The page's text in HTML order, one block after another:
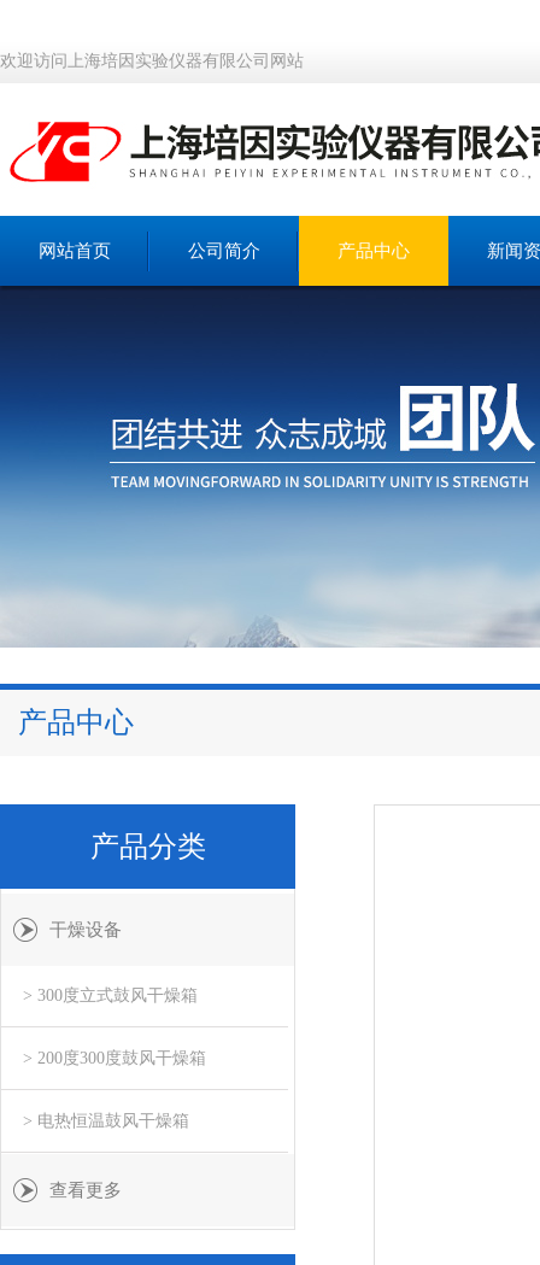
欢迎访问上海培因实验仪器有限公司网站
网站首页 公司简介 产品中心 新闻
产品中心
产品分类
干燥设备
> 300度立式鼓风干燥箱
> 200度300度鼓风干燥箱
> 电热恒温鼓风干燥箱
查看更多